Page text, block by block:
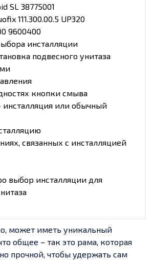
SL 38775001
111.300.00.5 UP320
9600400
инсталляции
подвесного унитаза
кнопки смыва
инсталляция или обычный
связанных с инсталляцией
выбор инсталляции для
может иметь уникальный
общее – так это рама, которая
прочной, чтобы удержать сам